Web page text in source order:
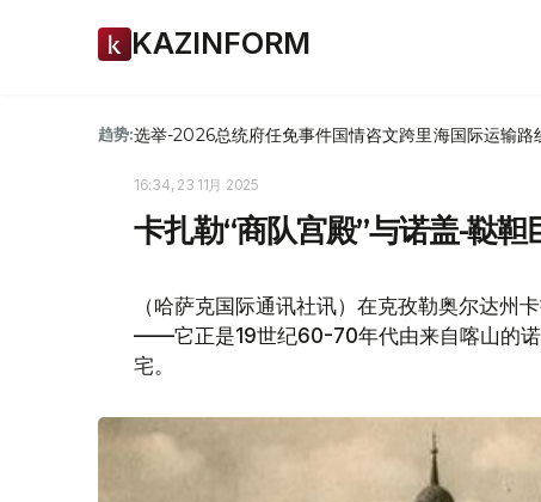
KAZINFORM
趋势:选举-2026总统府任免事件国情咨文跨里海国际运输路
16:34, 23 11月 2025
卡扎勒“商队宫殿”与诺盖-鞑
（哈萨克国际通讯社讯）在克孜勒奥尔达州
——它正是19世纪60-70年代由来自喀山的诺
宅。